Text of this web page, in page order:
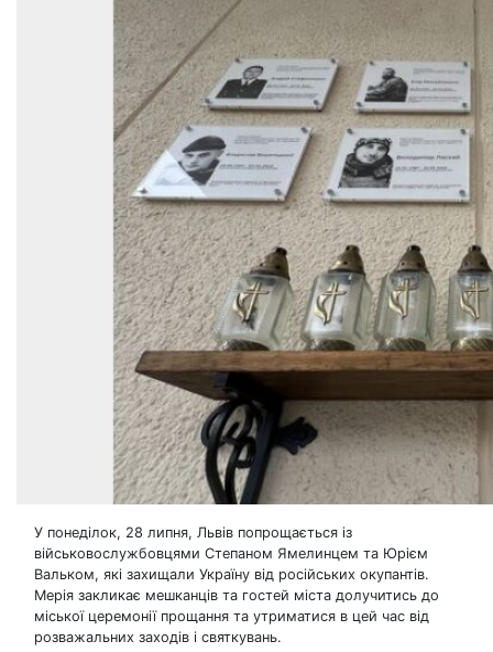
У понеділок, 28 липня, Львів попрощається із
військовослужбовцями Степаном Ямелинцем та Юрієм
Вальком, які захищали Україну від російських окупантів.
Мерія закликає мешканців та гостей міста долучитись до
міської церемонії прощання та утриматися в цей час від
розважальних заходів і святкувань.